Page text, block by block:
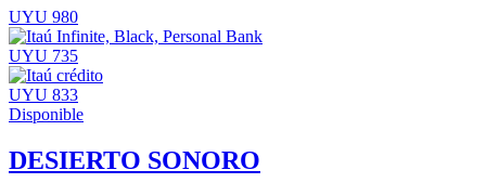
UYU 980
UYU 735
UYU 833
Disponible
DESIERTO SONORO